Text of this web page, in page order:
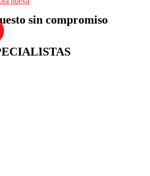
sin compromiso